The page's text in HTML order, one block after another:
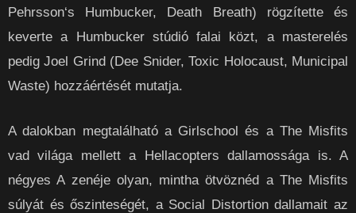
Pehrsson‘s Humbucker, Death Breath) rögzítette és
keverte a Humbucker stúdió falai közt, a masterelés
pedig Joel Grind (Dee Snider, Toxic Holocaust, Municipal
Waste) hozzáértését mutatja.
A dalokban megtalálható a Girlschool és a The Misfits
vad világa mellett a Hellacopters dallamossága is. A
négyes A zenéje olyan, mintha ötvöznéd a The Misfits
súlyát és őszinteségét, a Social Distortion dallamait az